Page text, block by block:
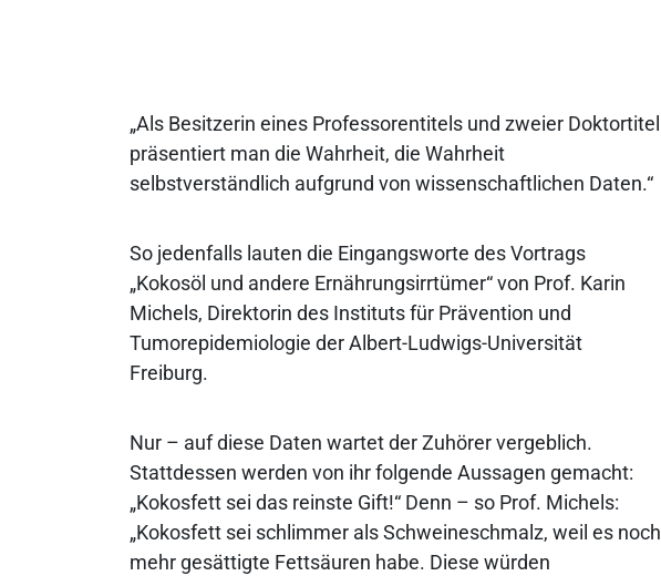
„Als Besitzerin eines Professorentitels und zweier Doktortitel
präsentiert man die Wahrheit, die Wahrheit
selbstverständlich aufgrund von wissenschaftlichen Daten.“
So jedenfalls lauten die Eingangsworte des Vortrags
„Kokosöl und andere Ernährungsirrtümer“ von Prof. Karin
Michels, Direktorin des Instituts für Prävention und
Tumorepidemiologie der Albert-Ludwigs-Universität
Freiburg.
Nur – auf diese Daten wartet der Zuhörer vergeblich.
Stattdessen werden von ihr folgende Aussagen gemacht:
„Kokosfett sei das reinste Gift!“ Denn – so Prof. Michels:
„Kokosfett sei schlimmer als Schweineschmalz, weil es noch
mehr gesättigte Fettsäuren habe. Diese würden